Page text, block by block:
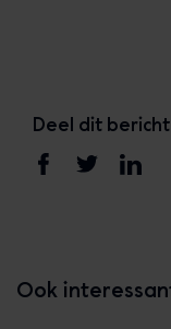
Deel dit bericht
Ook